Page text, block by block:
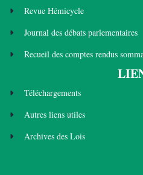
Revue Hémicycle
Journal des débats parlementaires
Recueil des comptes rendus
Téléchargements
Autres liens utiles
Archives des Lois